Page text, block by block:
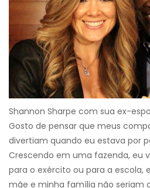
Shannon Sharpe com sua ex-
Gosto de pensar que meus
divertiam quando eu estava por
Crescendo em uma fazenda, eu
para o exército ou para a escola,
mãe e minha família não seriam